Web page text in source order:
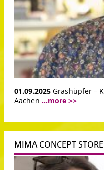
01.09.2025 Grashüpfer –
Aachen ...more >>
MIMA CONCEPT STORE